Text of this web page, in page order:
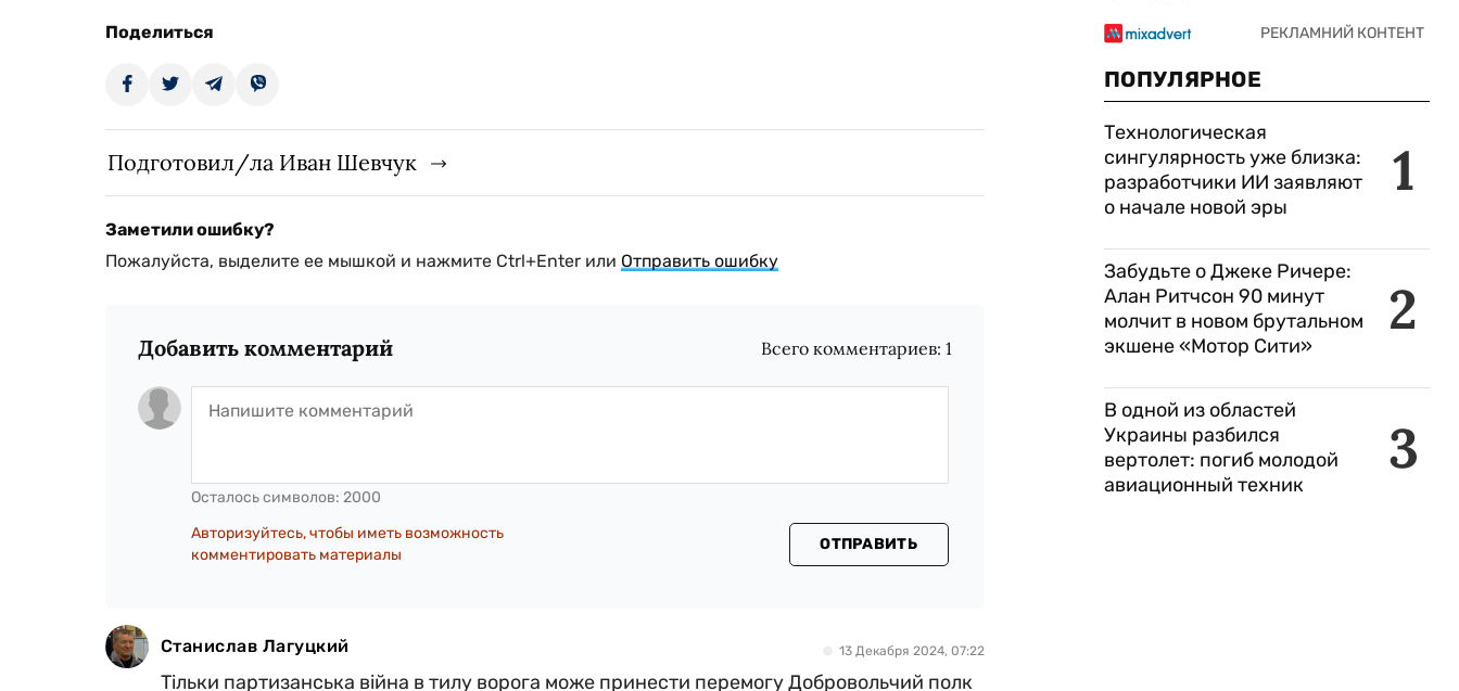
Поделиться
Подготовил/ла Иван Шевчук
Заметили ошибку?
Пожалуйста, выделите ее мышкой и нажмите Ctrl+Enter или Отправить ошибку
Добавить комментарий Всего комментариев:1
Осталось символов: 2000
Авторизуйтесь, чтобы иметь возможность
комментировать материалы
ОТПРАВИТЬ
Станислав Лагуцкий 13 Декабря 2024, 07:22
Тільки партизанська війна в тилу ворога може принести перемогу Добровольчий полк
ПОПУЛЯРНОЕ
1
Технологическая
сингулярность уже близка:
разработчики ИИ заявляют
о начале новой эры
2
Забудьте о Джеке Ричере:
Алан Ритчсон 90 минут
молчит в новом брутальном
экшене «Мотор Сити»
3
В одной из областей
Украины разбился
вертолет: погиб молодой
авиационный техник